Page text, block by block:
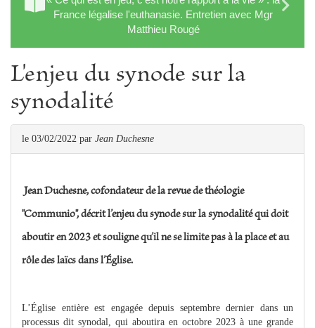
France légalise l'euthanasie. Entretien avec Mgr
Matthieu Rougé
L'enjeu du synode sur la
synodalité
le 03/02/2022 par Jean Duchesne
Jean Duchesne, cofondateur de la revue de théologie
"Communio", décrit l’enjeu du synode sur la synodalité qui doit
aboutir en 2023 et souligne qu’il ne se limite pas à la place et au
rôle des laïcs dans l’Église.
L’Église entière est engagée depuis septembre dernier dans un
processus dit synodal, qui aboutira en octobre 2023 à une grande